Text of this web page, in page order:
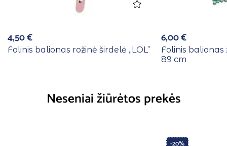
4,50€
Folinis balionas rožinė širdelė ,,LOL”
6,00€
Folinis balionas
89 cm
Neseniai žiūrėtos prekės
-20%